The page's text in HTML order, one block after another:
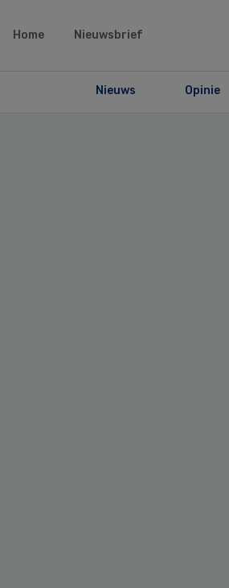
Home Nieuwsbrief
Nieuws Opinie